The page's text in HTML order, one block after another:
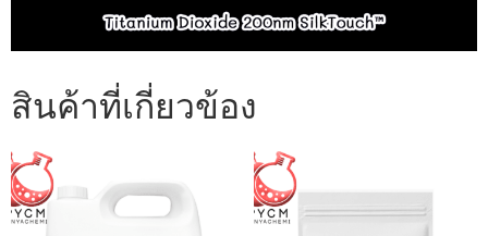
สินค้าที่เกี่ยวข้อง